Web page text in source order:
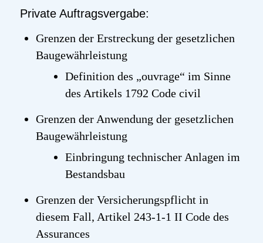
Private Auftragsvergabe:
Grenzen der Erstreckung der gesetzlichen
Baugewährleistung
Definition des „ouvrage“ im Sinne
des Artikels 1792 Code civil
Grenzen der Anwendung der gesetzlichen
Baugewährleistung
Einbringung technischer Anlagen im
Bestandsbau
Grenzen der Versicherungspflicht in
diesem Fall, Artikel 243-1-1 II Code des
Assurances